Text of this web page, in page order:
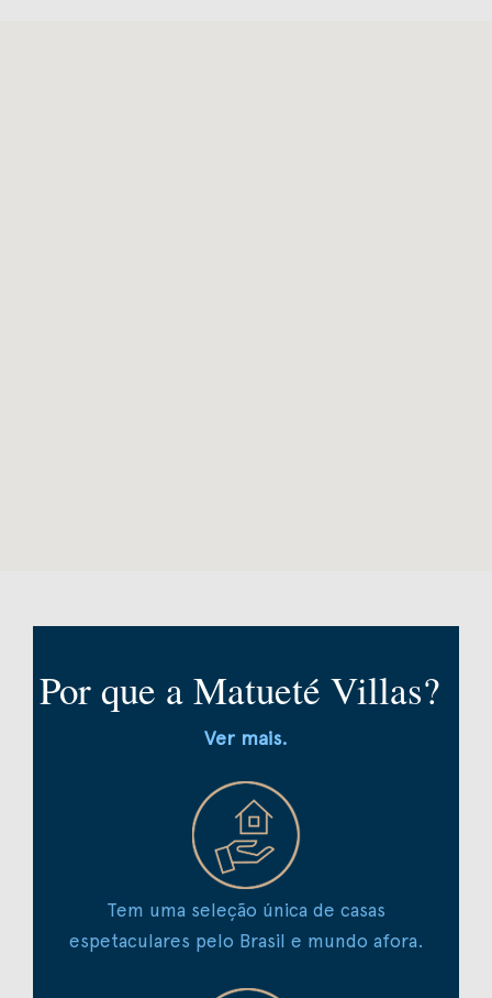
Por que a Matueté Villas?
Ver mais.
Tem uma seleção única de casas
espetaculares pelo Brasil e mundo afora.